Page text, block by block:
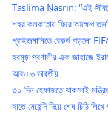
Taslima Nasrin: “এই জীবনে
শহর কলকাতায় ফিরে আক্ষেপ
প্রাইজ়মানিতে রেকর্ড গড়লো
হরমুজ় প্রণালীর এক জাহাজে
আরও ৬ ভারতীয়
৩০ দিন হেফাজতে থাকলেই
হাতে মেহেন্দি দিয়ে শেষ চিঠি